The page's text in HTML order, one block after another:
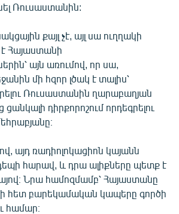
Ռուսաստանին:
քայլ չէ, այլ սա ուղղակի
է Հայաստանի
այն առումով, որ սա,
մի հզոր լծակ է տալիս՝
Ռուսաստանին ղարաբաղյան
դիրքորոշում որդեգրելու
այդ ռադիոլոկացիոն կայանն
դեպի հարավ, և դրա ալիքները պետք է
Նրա համոզմամբ՝ Հայաստանը
հետ բարեկամական կապերը գործի
համար։